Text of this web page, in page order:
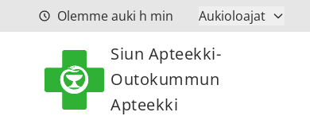
Siirry sisältöönOlemme auki h min Aukioloajat
Siun Apteekki-
Outokummun
Apteekki